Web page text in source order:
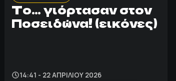
Το… γιόρτασαν στον
Ποσειδώνα! (εικόνες)
14:41 - 22 ΑΠΡΙΛΊΟΥ 2026